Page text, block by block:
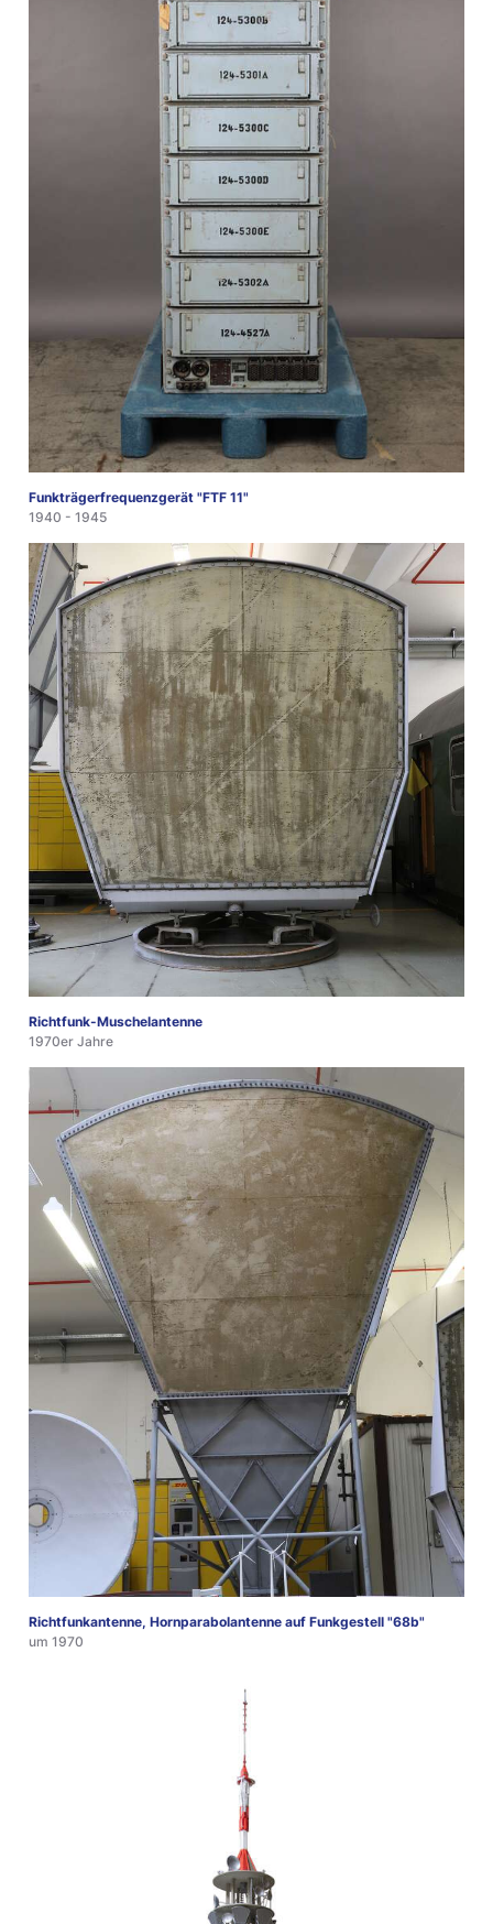
Funkträgerfrequenzgerät "FTF 11"
1940 - 1945
Richtfunk-Muschelantenne
1970er Jahre
Richtfunkantenne, Hornparabolantenne auf Funkgestell "68b"
um 1970